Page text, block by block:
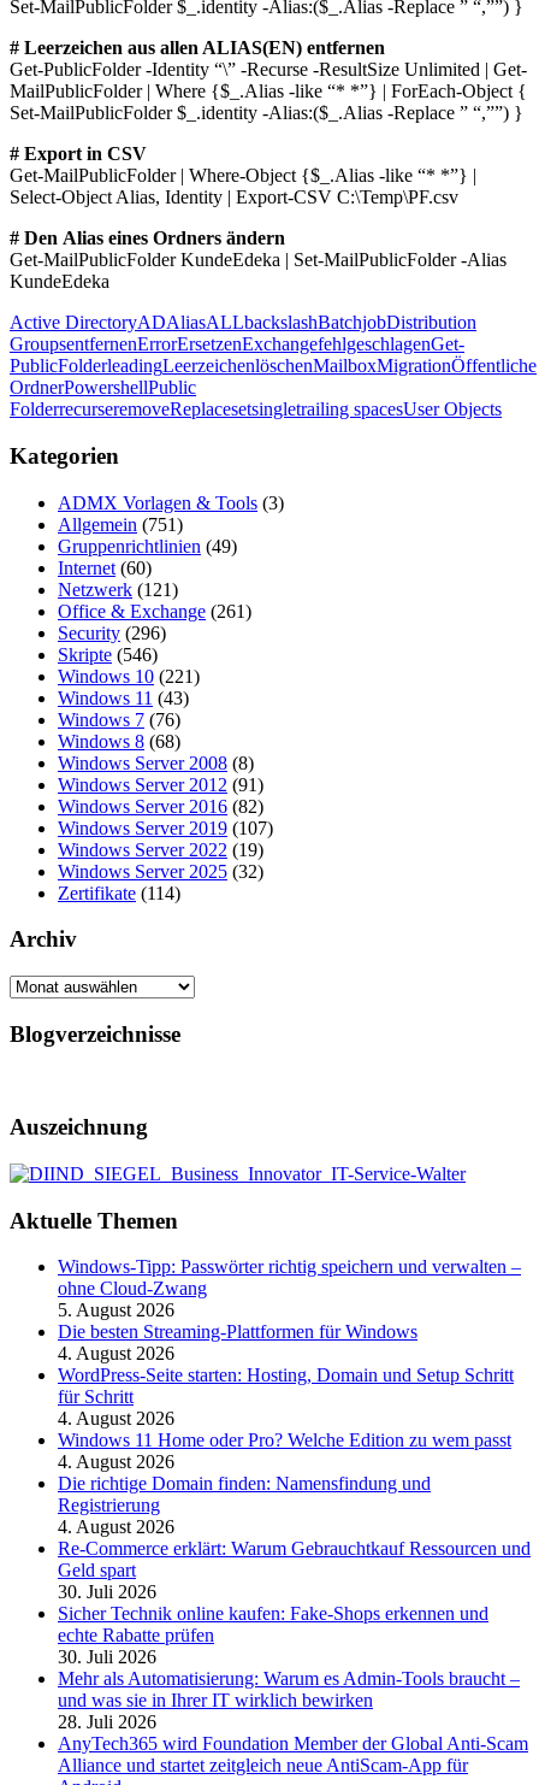
Set-MailPublicFolder $_.identity -Alias:($_.Alias -Replace ” “,””) }
# Leerzeichen aus allen ALIAS(EN) entfernen
Get-PublicFolder -Identity “\” -Recurse -ResultSize Unlimited | Get-
MailPublicFolder | Where {$_.Alias -like “* *”} | ForEach-Object {
Set-MailPublicFolder $_.identity -Alias:($_.Alias -Replace ” “,””) }
# Export in CSV
Get-MailPublicFolder | Where-Object {$_.Alias -like “* *”} |
Select-Object Alias, Identity | Export-CSV C:\Temp\PF.csv
# Den Alias eines Ordners ändern
Get-MailPublicFolder KundeEdeka | Set-MailPublicFolder -Alias
KundeEdeka
Active DirectoryADAliasALLbackslashBatchjobDistribution
GroupsentfernenErrorErsetzenExchangefehlgeschlagenGet-
PublicFolderleadingLeerzeichenlöschenMailboxMigrationÖffentliche
OrdnerPowershellPublic
FolderrecurseremoveReplacesetsingletrailing spacesUser Objects
Kategorien
ADMX Vorlagen & Tools (3)
Allgemein (751)
Gruppenrichtlinien (49)
Internet (60)
Netzwerk (121)
Office & Exchange (261)
Security (296)
Skripte (546)
Windows 10 (221)
Windows 11 (43)
Windows 7 (76)
Windows 8 (68)
Windows Server 2008 (8)
Windows Server 2012 (91)
Windows Server 2016 (82)
Windows Server 2019 (107)
Windows Server 2022 (19)
Windows Server 2025 (32)
Zertifikate (114)
Archiv
Archiv
Blogverzeichnisse
Auszeichnung
Aktuelle Themen
Windows-Tipp: Passwörter richtig speichern und verwalten –
ohne Cloud-Zwang
5. August 2026
Die besten Streaming-Plattformen für Windows
4. August 2026
WordPress-Seite starten: Hosting, Domain und Setup Schritt
für Schritt
4. August 2026
Windows 11 Home oder Pro? Welche Edition zu wem passt
4. August 2026
Die richtige Domain finden: Namensfindung und
Registrierung
4. August 2026
Re-Commerce erklärt: Warum Gebrauchtkauf Ressourcen und
Geld spart
30. Juli 2026
Sicher Technik online kaufen: Fake-Shops erkennen und
echte Rabatte prüfen
30. Juli 2026
Mehr als Automatisierung: Warum es Admin-Tools braucht –
und was sie in Ihrer IT wirklich bewirken
28. Juli 2026
AnyTech365 wird Foundation Member der Global Anti-Scam
Alliance und startet zeitgleich neue AntiScam-App für